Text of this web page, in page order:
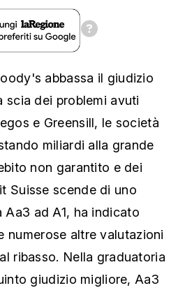
abbassa il giudizio
scia dei problemi avuti
e Greensill, le società
miliardi alla grande
non garantito e dei
Suisse scende di uno
ad A1, ha indicato
numerose altre valutazioni
ribasso. Nella graduatoria
giudizio migliore, Aa3